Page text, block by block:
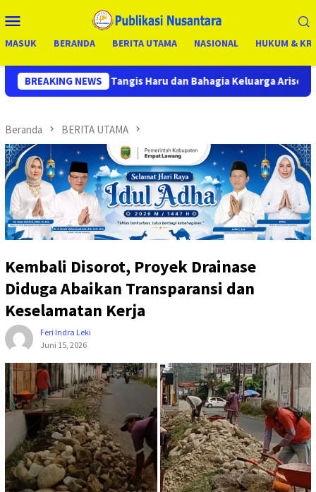
ke
Mobile
MASUK BERANDA BERITA UTAMA NASIONAL HUKUM &
BREAKING NEWS
dan Bahagia Keluarga Arisen Manulang Bersama Istri Ucapkan
Beranda BERITA UTAMA
Kembali Disorot, Proyek Drainase
Diduga Abaikan Transparansi dan
Keselamatan Kerja
Feri Indra Leki
Juni 15, 2026